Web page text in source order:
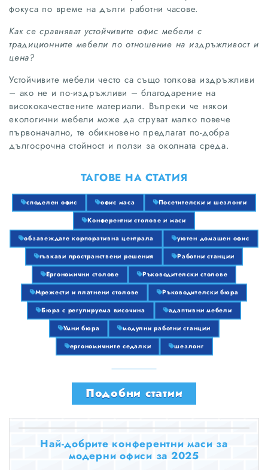
фокуса по време на дълги работни часове.
Как се сравняват устойчивите офис мебели с
традиционните мебели по отношение на издръжливост и
цена?
Устойчивите мебели често са също толкова издръжливи
– ако не и по-издръжливи – благодарение на
висококачествените материали. Въпреки че някои
екологични мебели може да струват малко повече
първоначално, те обикновено предлагат по-добра
дългосрочна стойност и ползи за околната среда.
ТАГОВЕ НА СТАТИЯ
споделен офис офис маса
Посетителски и шезлонги
Конферентни столове и маси
обзавеждате корпоративна централа
уютен домашен офис
гъвкави пространствени решения
Работни станции
Ергономични столове
Ръководителски столове
Мрежести и платнени столове
Ръководителски бюра
Бюра с регулируема височина
адаптивни мебели
Умни бюра
модулни работни станции
ергономичните седалки
шезлонг
Подобни статии
Най-добрите конферентни маси за
модерни офиси за 2025